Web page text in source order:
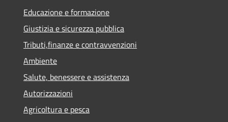
Educazione e formazione
Giustizia e sicurezza pubblica
Tributi,finanze e contravvenzioni
Ambiente
Salute, benessere e assistenza
Autorizzazioni
Agricoltura e pesca